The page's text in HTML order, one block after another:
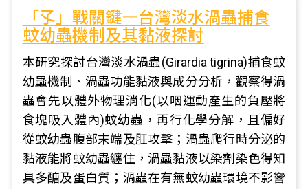
「孓」戰關鍵―台灣淡水渦蟲捕食
蚊幼蟲機制及其黏液探討
本研究探討台灣淡水渦蟲(Girardia tigrina)捕食蚊
幼蟲機制、渦蟲功能黏液與成分分析，觀察得渦
蟲會先以體外物理消化(以咽運動產生的負壓將
食塊吸入體內)蚊幼蟲，再行化學分解，且偏好
從蚊幼蟲腹部末端及肛攻擊；渦蟲爬行時分泌的
黏液能將蚊幼蟲纏住，渦蟲黏液以染劑染色得知
具多醣及蛋白質；渦蟲在有無蚊幼蟲環境不影響